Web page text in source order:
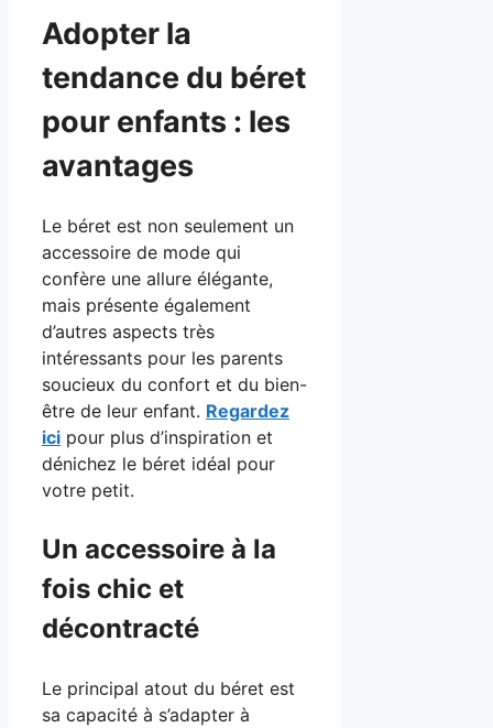
Adopter la
tendance du béret
pour enfants : les
avantages
Le béret est non seulement un
accessoire de mode qui
confère une allure élégante,
mais présente également
d’autres aspects très
intéressants pour les parents
soucieux du confort et du bien-
être de leur enfant. Regardez
ici pour plus d’inspiration et
dénichez le béret idéal pour
votre petit.
Un accessoire à la
fois chic et
décontracté
Le principal atout du béret est
sa capacité à s’adapter à